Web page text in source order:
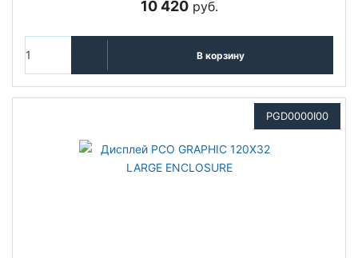
10 420руб.
В корзину
PGD0000I00